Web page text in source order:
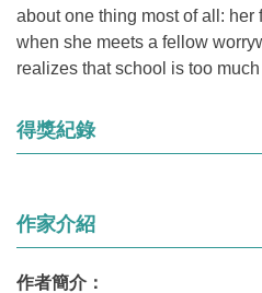
about one thing most of all: her
when she meets a fellow
realizes that school is too
得獎紀錄
作家介紹
作者簡介：